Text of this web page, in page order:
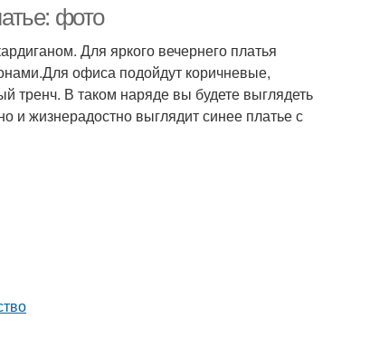
фото
Для яркого вечернего платья
офиса подойдут коричневые,
тренч. В таком наряде вы будете выглядеть
и жизнерадостно выглядит синее платье с